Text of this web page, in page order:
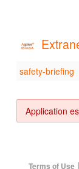
safety-briefing
Application
Terms of Use |